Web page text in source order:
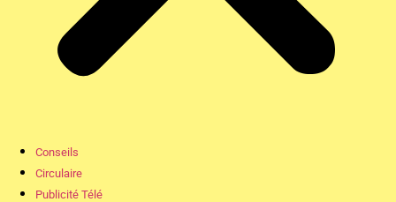
Conseils
Circulaire
Publicité Télé